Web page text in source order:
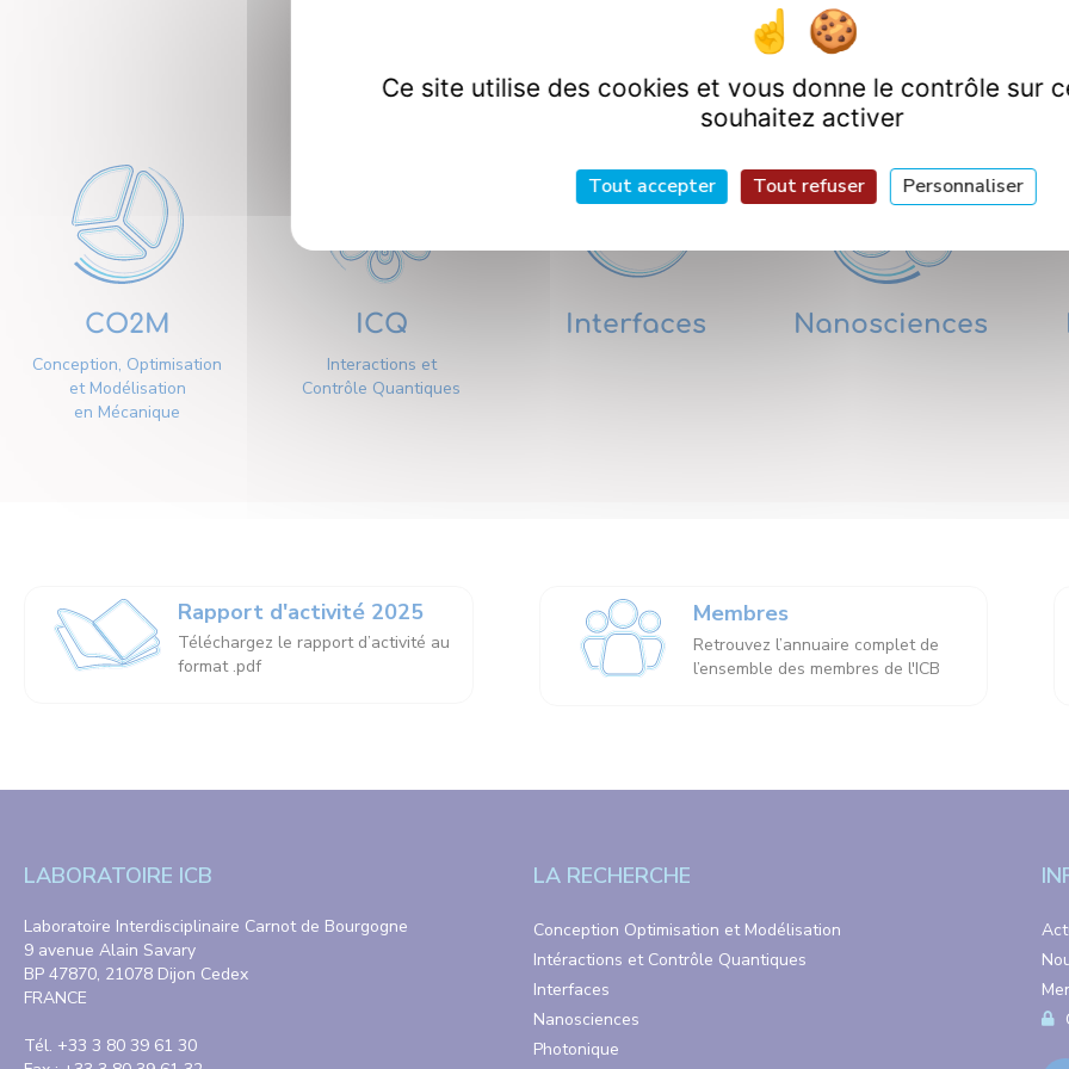
Nos départements de
CO2M
Conception, Optimisation
et Modélisation
en Mécanique
ICQ
Interactions et
Contrôle Quantiques
Interfaces Nanosciences
Rapport d'activité 2025
Téléchargez le rapport d’activité au
format .pdf
Membres
Retrouvez l’annuaire complet de
l’ensemble des membres de l'ICB
LABORATOIRE ICB
Laboratoire Interdisciplinaire Carnot de Bourgogne
9 avenue Alain Savary
BP 47870, 21078 Dijon Cedex
FRANCE
Tél. +33 3 80 39 61 30
LA RECHERCHE
Conception Optimisation et Modélisation
Intéractions et Contrôle Quantiques
Interfaces
Nanosciences
Photonique
Ce site utilise des cookies et vous donne le contrôle sur
souhaitez activer
Tout accepter Tout refuser Personnaliser